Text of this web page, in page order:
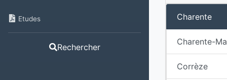
Etudes
Rechercher
Charente
Charente-
Corrèze